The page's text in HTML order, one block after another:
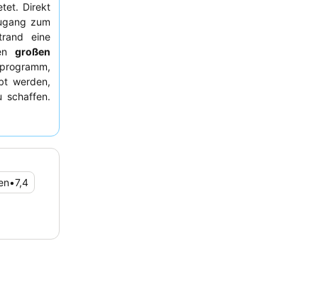
Direkt
zum
eine
großen
werden,
schaffen.
und die
zum
•7,4